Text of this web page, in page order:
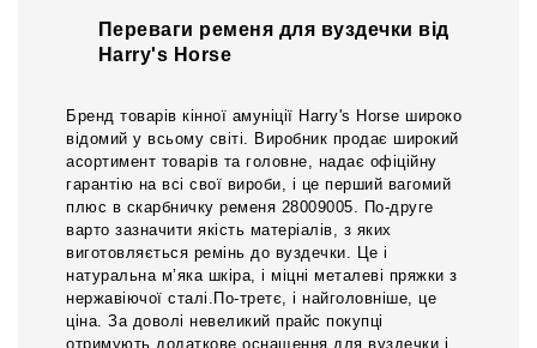
Переваги ременя для вуздечки від
Harry's Horse
Бренд товарів кінної амуніції Harry's Horse широко
відомий у всьому світі. Виробник продає широкий
асортимент товарів та головне, надає офіційну
гарантію на всі свої вироби, і це перший вагомий
плюс в скарбничку ременя 28009005. По-друге
варто зазначити якість матеріалів, з яких
виготовляється ремінь до вуздечки. Це і
натуральна м’яка шкіра, і міцні металеві пряжки з
нержавіючої сталі.По-третє, і найголовніше, це
ціна. За доволі невеликий прайс покупці
отримують додаткове оснащення для вуздечки і